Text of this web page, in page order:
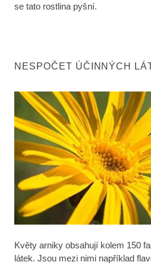
se tato rostlina pyšní.
NESPOČET ÚČINNÝCH
Květy arniky obsahují kolem 150
látek. Jsou mezi nimi například